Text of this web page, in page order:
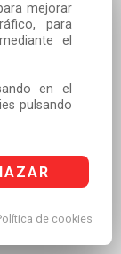
mejorar
para
el
en el
pulsando
de cookies